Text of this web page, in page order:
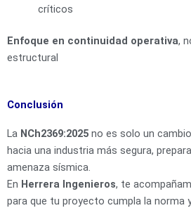
críticos
Enfoque en continuidad operativa,
estructural
Conclusión
La NCh2369:2025 no es solo un
hacia una industria más segura,
amenaza sísmica.
En Herrera Ingenieros, te
para que tu proyecto cumpla la norma